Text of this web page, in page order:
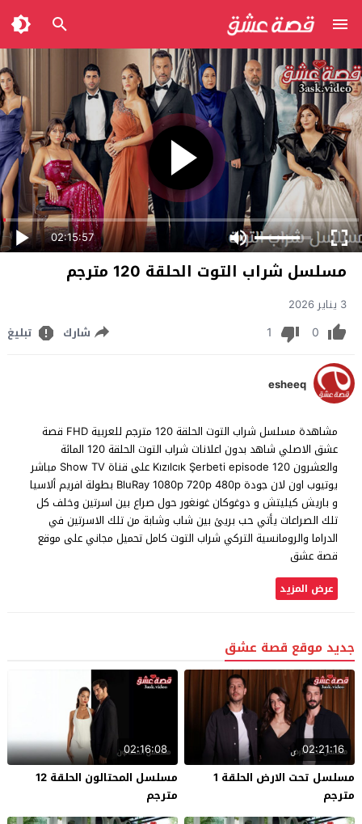
02:15:57
مسلسل شراب التوت الحلقة 120 مترجم
3 يناير 2026
0
1 شارك تبليغ
esheeq
مشاهدة مسلسل شراب التوت الحلقة 120 مترجم للعربية FHD قصة
عشق الاصلي شاهد بدون اعلانات شراب التوت الحلقة 120 المائة
والعشرون Kızılcık Şerbeti episode 120 على قناة Show TV مباشر
يوتيوب اون لان جودة BluRay 1080p 720p 480p بطولة افريم ألاسيا
و باريش كيليتش و دوغوكان غونغور حول صراع بين اسرتين وخلف كل
تلك الصراعات يأتي حب بريئ بين شاب وشابة من تلك الاسرتين في
الدراما والرومانسية التركي شراب التوت كامل تحميل مجاني على موقع
قصة عشق
عرض المزيد
جديد موقع قصة عشق
02:21:16
مسلسل تحت الارض الحلقة 1
مترجم
02:16:08
مسلسل المحتالون الحلقة 12
مترجم